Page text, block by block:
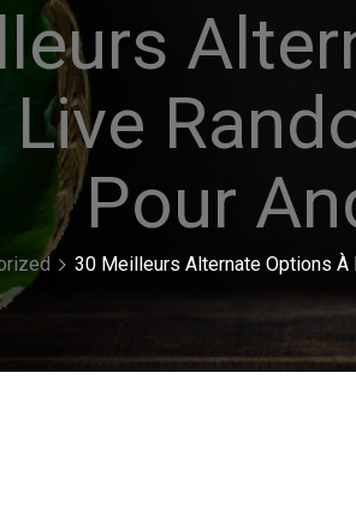
Pour
30 Meilleurs Alternate Options À